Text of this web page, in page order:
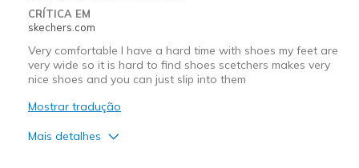
CRÍTICA EM
skechers.com
Very comfortable I have a hard time with shoes my feet are
very wide so it is hard to find shoes scetchers makes very
nice shoes and you can just slip into them
Mostrar tradução
Mais detalhes